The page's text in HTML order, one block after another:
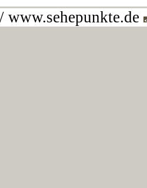
www.sehepunkte.de